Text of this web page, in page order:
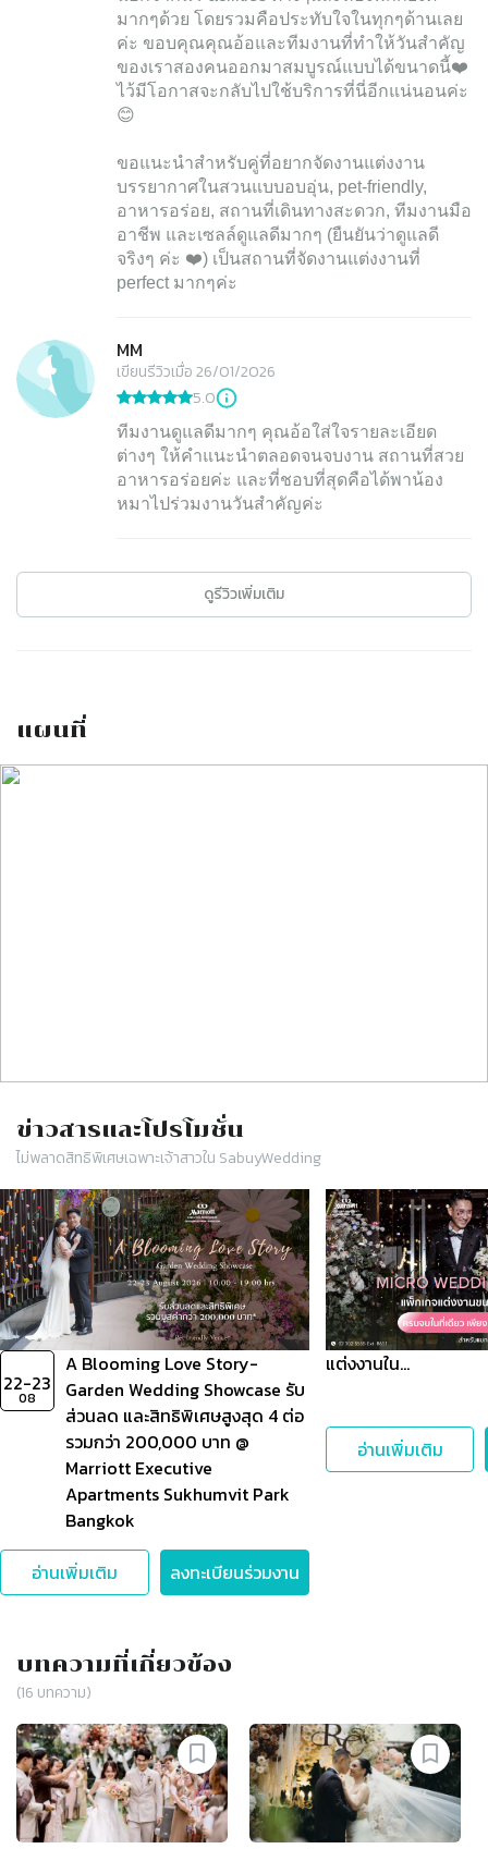
มากๆด้วย โดยรวมคือประทับใจในทุกๆด้านเลย
ค่ะ ขอบคุณคุณอ้อและทีมงานที่ทำให้วันสำคัญ
ของเราสองคนออกมาสมบูรณ์แบบได้ขนาดนี้❤️
ไว้มีโอกาสจะกลับไปใช้บริการที่นี่อีกแน่นอนค่ะ
😊
ขอแนะนำสำหรับคู่ที่อยากจัดงานแต่งงาน
บรรยากาศในสวนแบบอบอุ่น, pet-friendly,
อาหารอร่อย, สถานที่เดินทางสะดวก, ทีมงานมือ
อาชีพ และเซลล์ดูแลดีมากๆ (ยืนยันว่าดูแลดี
จริงๆ ค่ะ ❤️) เป็นสถานที่จัดงานแต่งงานที่
perfect มากๆค่ะ
MM
เขียนรีวิวเมื่อ 26/01/2026
5.0
ทีมงานดูแลดีมากๆ คุณอ้อใส่ใจรายละเอียด
ต่างๆ ให้คำแนะนำตลอดจนจบงาน สถานที่สวย
อาหารอร่อยค่ะ และที่ชอบที่สุดคือได้พาน้อง
หมาไปร่วมงานวันสำคัญค่ะ
ดูรีวิวเพิ่มเติม
แผนที่
ข่าวสารและโปรโมชั่น
ไม่พลาดสิทธิพิเศษเฉพาะเจ้าสาวใน SabuyWedding
Slide 1 of 2
22-23
08
A Blooming Love Story-
Garden Wedding Showcase รับ
ส่วนลด และสิทธิพิเศษสูงสุด 4 ต่อ
รวมกว่า 200,000 บาท @
Marriott Executive
Apartments Sukhumvit Park
Bangkok
อ่านเพิ่มเติม
ลงทะเบียนร่วมงาน
แต่งงานใน…
อ่านเพิ่มเติม
บทความที่เกี่ยวข้อง
(16 บทความ)